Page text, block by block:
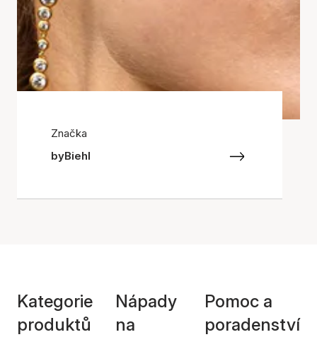
Značka
byBiehl
Kategorie
produktů
Nápady
na
Pomoc a
poradenství